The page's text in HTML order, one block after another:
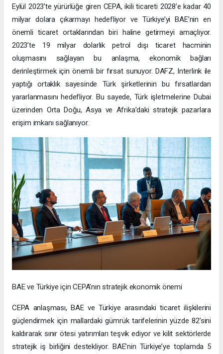
Eylül 2023’te yürürlüğe giren CEPA, ikili ticareti 2028’e kadar 40
milyar dolara çıkarmayı hedefliyor ve Türkiye’yi BAE’nin en
önemli ticaret ortaklarından biri haline getirmeyi amaçlıyor.
2023’te 19 milyar dolarlık petrol dışı ticaret hacminin
oluşmasını sağlayan bu anlaşma, ekonomik bağları
derinleştirmek için önemli bir fırsat sunuyor. DAFZ, Interlink ile
yaptığı ortaklık sayesinde Türk şirketlerinin bu fırsatlardan
yararlanmasını hedefliyor. Bu sayede, Türk işletmelerine Dubai
üzerinden Orta Doğu, Asya ve Afrika’daki stratejik pazarlara
erişim imkanı sağlanıyor.
BAE ve Türkiye için CEPA’nın stratejik ekonomik önemi
CEPA anlaşması, BAE ve Türkiye arasındaki ticaret ilişkilerini
güçlendirmek için mallardaki gümrük tarifelerinin yüzde 82’sini
kaldırarak sınır ötesi yatırımları teşvik ediyor ve kilit sektörlerde
stratejik iş birliğini destekliyor. BAE’nin Türkiye’ye toplamda 5